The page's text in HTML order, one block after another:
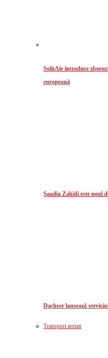
SolitAir introduce
europeană
Saadia Zahidi este noul
Dachser lansează
Transport aerian